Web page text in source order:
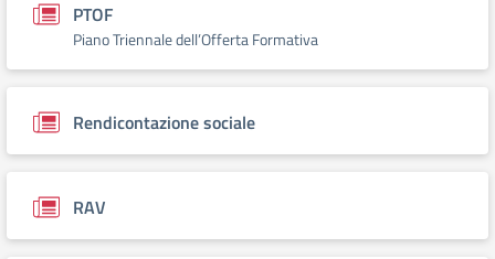
PTOF
Piano Triennale dell’Offerta Formativa
Rendicontazione sociale
RAV